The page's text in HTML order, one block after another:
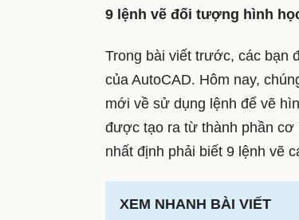
9 lệnh vẽ đối tượng hình
Trong bài viết trước, các bạn
của AutoCAD. Hôm nay,
mới về sử dụng lệnh để vẽ
được tạo ra từ thành phần cơ
nhất định phải biết 9 lệnh vẽ
XEM NHANH BÀI VIẾT